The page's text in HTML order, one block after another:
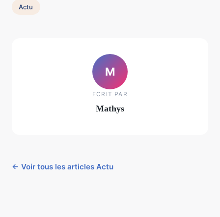
Actu
M
ECRIT PAR
Mathys
← Voir tous les articles Actu